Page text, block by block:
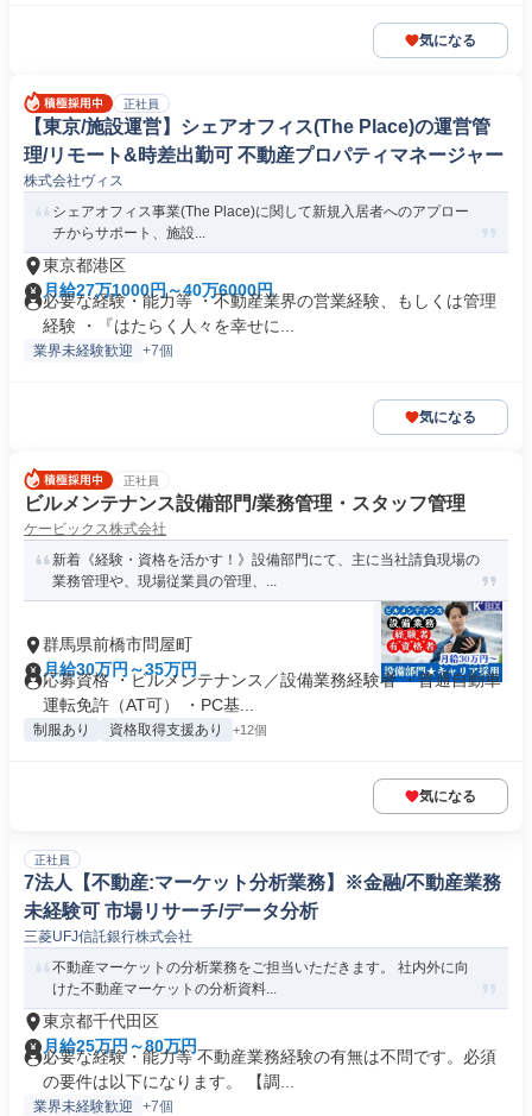
気になる
正社員
【東京/施設運営】シェアオフィス(The Place)の運営管
理/リモート&時差出勤可 不動産プロパティマネージャー
株式会社ヴィス
シェアオフィス事業(The Place)に関して新規入居者へのアプロー
チからサポート、施設...
東京都港区
月給27万1000円～40万6000円
必要な経験・能力等 ・不動産業界の営業経験、もしくは管理
経験 ・『はたらく人々を幸せに...
業界未経験歓迎 +7個
気になる
正社員
ビルメンテナンス設備部門/業務管理・スタッフ管理
ケービックス株式会社
新着《経験・資格を活かす！》設備部門にて、主に当社請負現場の
業務管理や、現場従業員の管理、...
群馬県前橋市問屋町
月給30万円～35万円
応募資格 ・ビルメンテナンス／設備業務経験者 ・普通自動車
運転免許（AT可） ・PC基...
制服あり 資格取得支援あり +12個
気になる
正社員
7法人【不動産:マーケット分析業務】※金融/不動産業務
未経験可 市場リサーチ/データ分析
三菱UFJ信託銀行株式会社
不動産マーケットの分析業務をご担当いただきます。 社内外に向
けた不動産マーケットの分析資料...
東京都千代田区
月給25万円～80万円
必要な経験・能力等 不動産業務経験の有無は不問です。必須
の要件は以下になります。 【調...
業界未経験歓迎 +7個